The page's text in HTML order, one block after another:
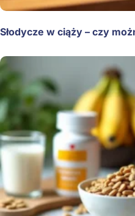
Słodycze w ciąży – czy